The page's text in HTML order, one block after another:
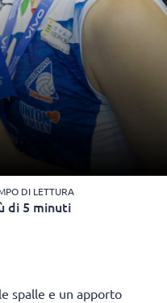
DI LETTURA
di 5 minuti
spalle e un apporto